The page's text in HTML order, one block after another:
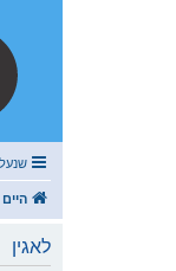
היים
לאגין